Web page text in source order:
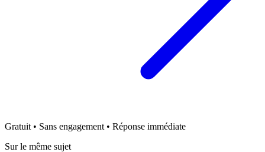
Gratuit • Sans engagement • Réponse immédiate
Sur le même sujet